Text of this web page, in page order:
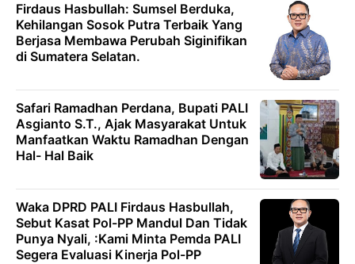
Firdaus Hasbullah: Sumsel Berduka,
Kehilangan Sosok Putra Terbaik Yang
Berjasa Membawa Perubah Siginifikan
di Sumatera Selatan.
Safari Ramadhan Perdana, Bupati PALI
Asgianto S.T., Ajak Masyarakat Untuk
Manfaatkan Waktu Ramadhan Dengan
Hal- Hal Baik
Waka DPRD PALI Firdaus Hasbullah,
Sebut Kasat Pol-PP Mandul Dan Tidak
Punya Nyali, :Kami Minta Pemda PALI
Segera Evaluasi Kinerja Pol-PP